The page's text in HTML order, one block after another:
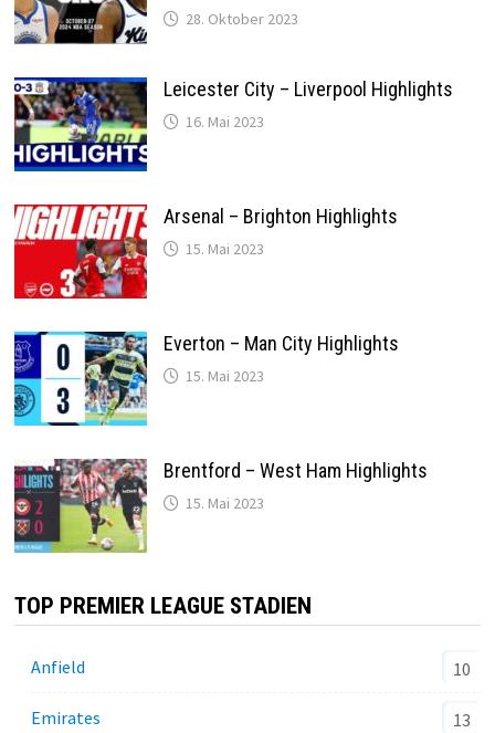
28. Oktober 2023
Leicester City – Liverpool Highlights
16. Mai 2023
Arsenal – Brighton Highlights
15. Mai 2023
Everton – Man City Highlights
15. Mai 2023
Brentford – West Ham Highlights
15. Mai 2023
TOP PREMIER LEAGUE STADIEN
Anfield 10
Emirates 13